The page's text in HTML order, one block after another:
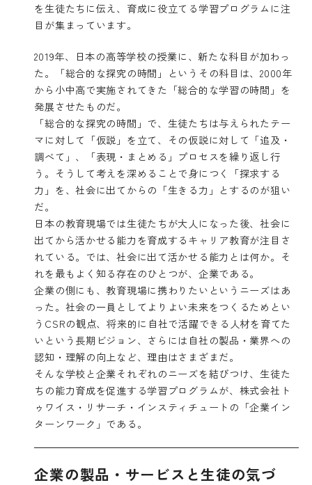
を生徒たちに伝え、育成に役立てる学習プログラムに注
目が集まっています。
2019年、日本の高等学校の授業に、新たな科目が加わっ
た。「総合的な探究の時間」というその科目は、2000年
から小中高で実施されてきた「総合的な学習の時間」を
発展させたものだ。
「総合的な探究の時間」で、生徒たちは与えられたテー
マに対して「仮説」を立て、その仮説に対して「追及・
調べて」、「表現・まとめる」プロセスを繰り返し行
う。そうして考えを深めることで身につく「探求する
力」を、社会に出てからの「生きる力」とするのが狙い
だ。
日本の教育現場では生徒たちが大人になった後、社会に
出てから活かせる能力を育成するキャリア教育が注目さ
れている。では、社会に出て活かせる能力とは何か。そ
れを最もよく知る存在のひとつが、企業である。
企業の側にも、教育現場に携わりたいというニーズはあ
った。社会の一員としてよりよい未来をつくるためとい
うCSRの観点、将来的に自社で活躍できる人材を育てた
いという長期ビジョン、さらには自社の製品・業界への
認知・理解の向上など、理由はさまざまだ。
そんな学校と企業それぞれのニーズを結びつけ、生徒た
ちの能力育成を促進する学習プログラムが、株式会社ト
ゥワイス・リサーチ・インスティチュートの「企業イン
ターンワーク」である。
企業の製品・サービスと生徒の気づ